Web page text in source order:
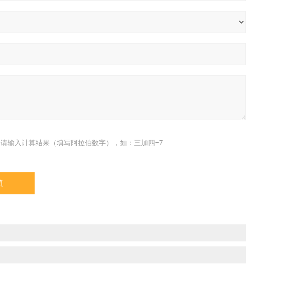
请输入计算结果（填写阿拉伯数字），如：三加四=7